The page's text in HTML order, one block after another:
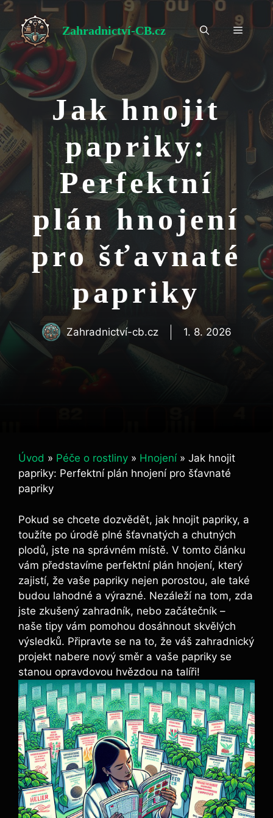
Přeskočit
obsah
Zahradnictví-CB.cz Menu
Jak hnojit
papriky:
Perfektní
plán hnojení
pro šťavnaté
papriky
Zahradnictví-cb.cz 1. 8. 2026
Úvod » Péče o rostliny » Hnojení » Jak hnojit
papriky: Perfektní plán hnojení pro šťavnaté
papriky
Pokud se ⁤chcete dozvědět, ​jak hnojit‌ papriky, ‌a
toužíte po‌ úrodě ⁤plné šťavnatých⁣ a chutných
plodů, jste na správném místě. V tomto článku
vám představíme ⁣perfektní plán hnojení, který⁣
zajistí, že vaše papriky nejen ​porostou, ale ​také
budou lahodné a výrazné. Nezáleží na‌ tom, zda
‍jste ⁤zkušený zahradník, ‌nebo začátečník –
naše tipy vám ⁤pomohou ⁢dosáhnout skvělých
výsledků. Připravte⁣ se ‌na⁢ to, ⁤že ​váš zahradnický
projekt nabere nový směr⁤ a vaše papriky ‌se
stanou opravdovou hvězdou na talíři!